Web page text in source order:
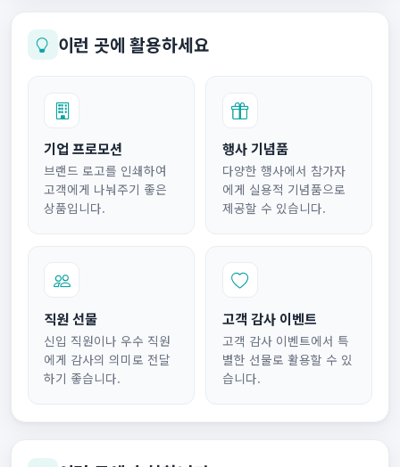
이런 곳에 활용하세요
기업 프로모션
브랜드 로고를 인쇄하여
고객에게 나눠주기 좋은
상품입니다.
행사 기념품
다양한 행사에서 참가자
에게 실용적 기념품으로
제공할 수 있습니다.
직원 선물
신입 직원이나 우수 직원
에게 감사의 의미로 전달
하기 좋습니다.
고객 감사 이벤트
고객 감사 이벤트에서 특
별한 선물로 활용할 수 있
습니다.